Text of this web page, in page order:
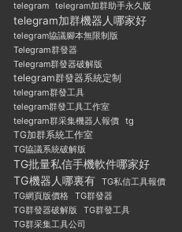
telegram telegram加群助手永久版
telegram加群機器人哪家好
telegram協議腳本無限制版
Telegram群發器
Telegram群發器破解版
telegram群發器系統定制
telegram群發工具
telegram群發工具工作室
telegram群采集機器人報價 tg
TG加群系統工作室
TG協議系統破解版
TG批量私信手機軟件哪家好
TG機器人哪裏有 TG私信工具報價
TG網頁版價格
TG群發器
TG群發器破解版
TG群發工具
TG群采集工具公司